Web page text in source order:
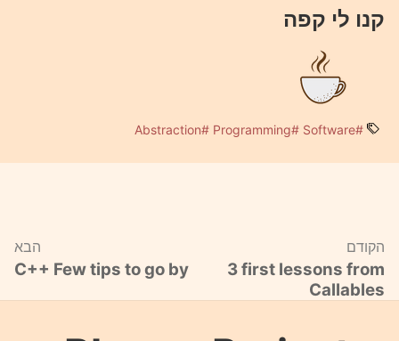
קנו לי קפה
#Software
#Programming
#Abstraction
הבא
C++ Few tips to go by
הקודם
3 first lessons from
Callables